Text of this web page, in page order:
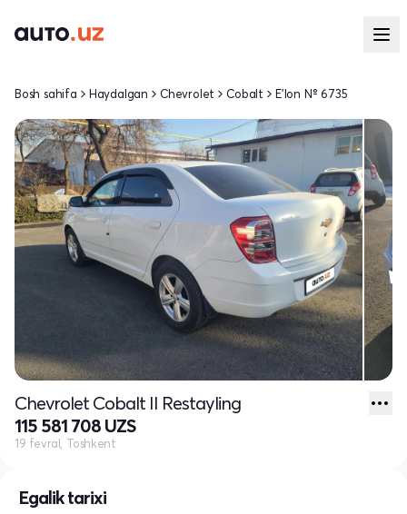
Egalik tarixi
Bosh sahifa Haydalgan Chevrolet Cobalt E'lon № 6735
Chevrolet Cobalt II Restayling
115 581 708 UZS
19 fevral, Toshkent